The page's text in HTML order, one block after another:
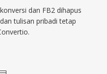
dan FB2 dihapus
tulisan pribadi tetap